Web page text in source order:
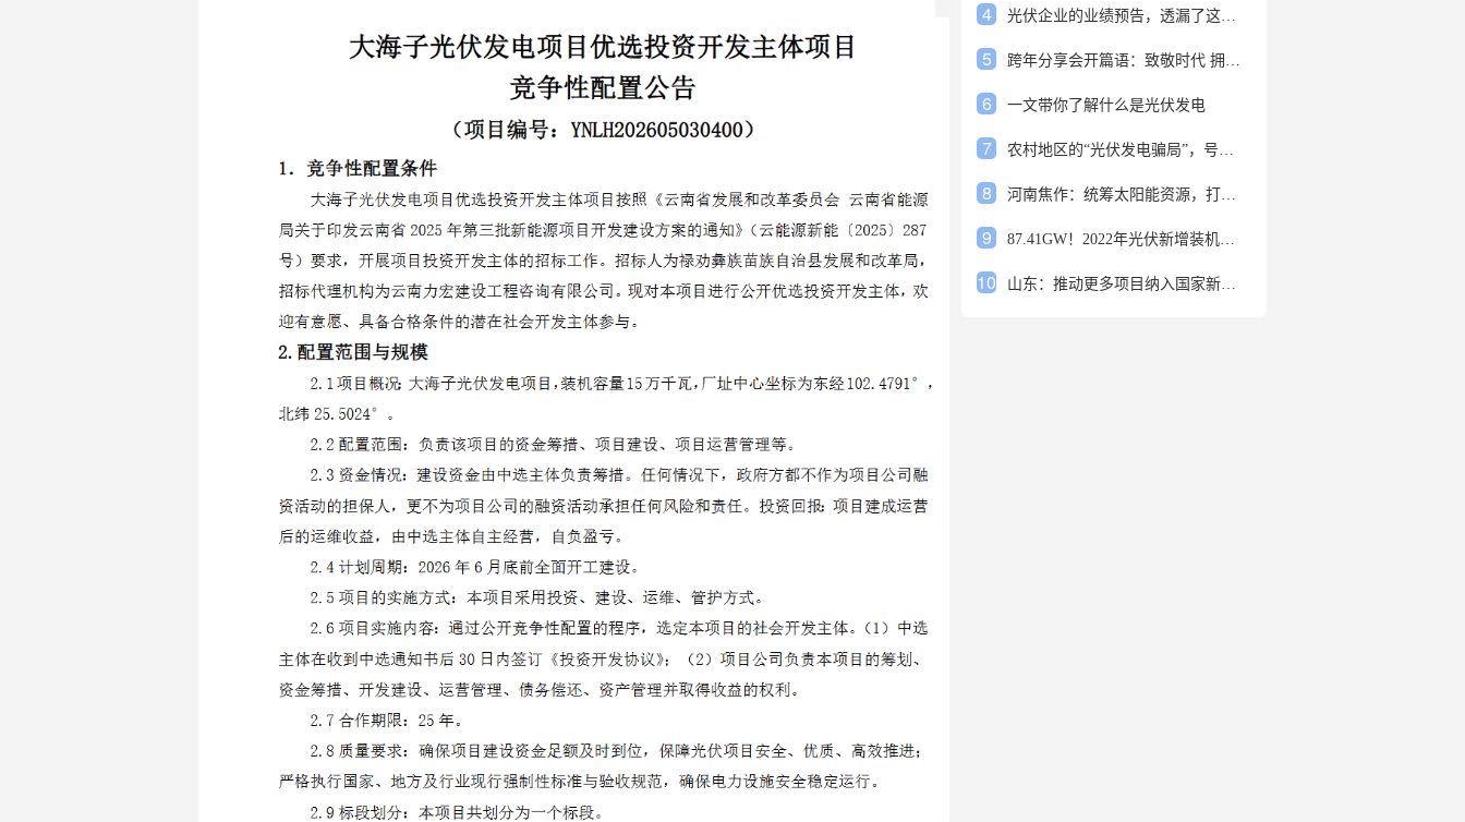
4 光伏企业的业绩预告，透漏了这些信号
5 跨年分享会开篇语：致敬时代 拥抱变革
6 一文带你了解什么是光伏发电
7 农村地区的“光伏发电骗局”，号称能用屋顶赚钱，不少人已经上当
8 河南焦作：统筹太阳能资源，打造百万千瓦级光伏基地
9 87.41GW！2022年光伏新增装机规模发布
10 山东：推动更多项目纳入国家新增风光大基地项目